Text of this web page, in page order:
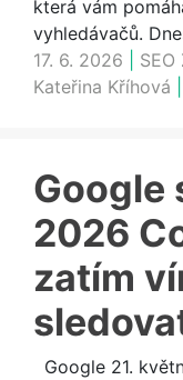
která vám
vyhledávačů.
17. 6. 2026
Kateřina Kříhová
Google
2026
zatím
Google 21.